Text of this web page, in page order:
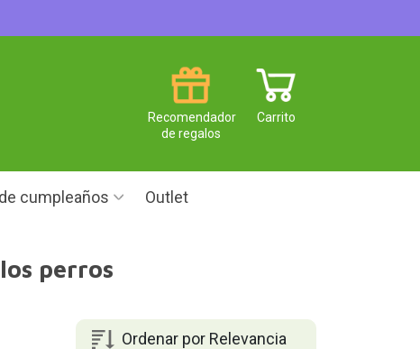
Carrito
Recomendador
de regalos
cumpleaños Outlet
perros
Ordenar por Relevancia